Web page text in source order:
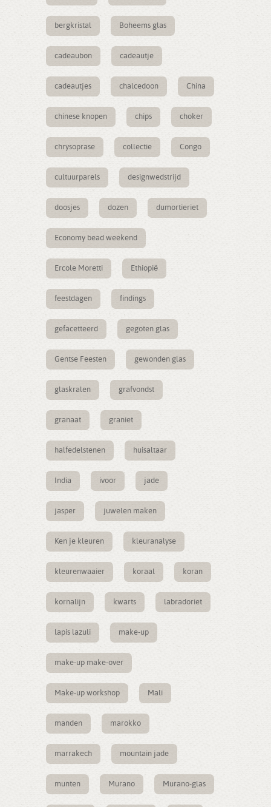
bergkristal Boheems glas
cadeaubon cadeautje
cadeautjes chalcedoon China
chinese knopen chips choker
chrysoprase collectie Congo
cultuurparels designwedstrijd
doosjes dozen dumortieriet
Economy bead weekend
Ercole Moretti Ethiopië
feestdagen findings
gefacetteerd gegoten glas
Gentse Feesten gewonden glas
glaskralen grafvondst
granaat graniet
halfedelstenen huisaltaar
India ivoor jade
jasper juwelen maken
Ken je kleuren kleuranalyse
kleurenwaaier koraal koran
kornalijn kwarts labradoriet
lapis lazuli make-up
make-up make-over
Make-up workshop Mali
manden marokko
marrakech mountain jade
munten Murano Murano-glas